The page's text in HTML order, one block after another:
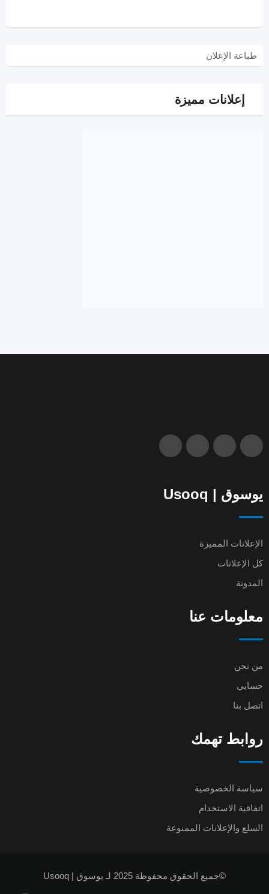
طباعة الإعلان
إعلانات مميزة
يوسوق | Usooq
الإعلانات المميزة
كل الإعلانات
المدونة
معلومات عنا
من نحن
حسابي
اتصل بنا
روابط تهمك
سياسة الخصوصية
اتفاقية الاستخدام
السلع والإعلانات الممنوعة
©جميع الحقوق محفوظة 2025 لـ يوسوق | Usooq